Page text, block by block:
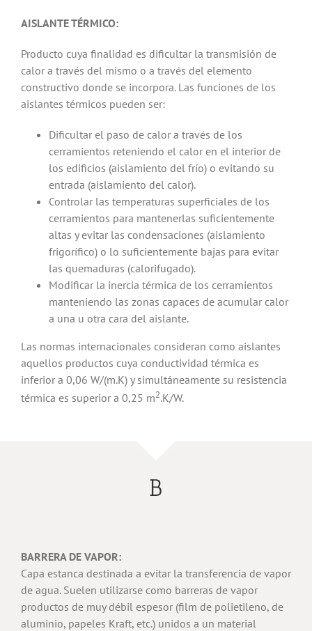
AISLANTE TÉRMICO:
Producto cuya finalidad es dificultar la transmisión de
calor a través del mismo o a través del elemento
constructivo donde se incorpora. Las funciones de los
aislantes térmicos pueden ser:
Dificultar el paso de calor a través de los
cerramientos reteniendo el calor en el interior de
los edificios (aislamiento del frío) o evitando su
entrada (aislamiento del calor).
Controlar las temperaturas superficiales de los
cerramientos para mantenerlas suficientemente
altas y evitar las condensaciones (aislamiento
frigorífico) o lo suficientemente bajas para evitar
las quemaduras (calorifugado).
Modificar la inercia térmica de los cerramientos
manteniendo las zonas capaces de acumular calor
a una u otra cara del aislante.
Las normas internacionales consideran como aislantes
aquellos productos cuya conductividad térmica es
inferior a 0,06 W/(m.K) y simultáneamente su resistencia
térmica es superior a 0,25 m2.K/W.
B
BARRERA DE VAPOR:
Capa estanca destinada a evitar la transferencia de vapor
de agua. Suelen utilizarse como barreras de vapor
productos de muy débil espesor (film de polietileno, de
aluminio, papeles Kraft, etc.) unidos a un material